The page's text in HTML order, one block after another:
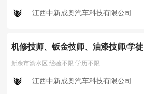
江西中新成奥汽车科技有限公司
机修技师、钣金技师、油漆技师/学徒
新余市渝水区 经验不限 学历不限
江西中新成奥汽车科技有限公司